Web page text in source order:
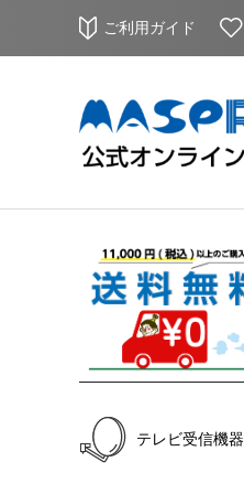
ご利用ガイド
テレビ受信機器